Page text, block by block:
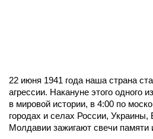
22 июня 1941 года наша страна
агрессии. Накануне этого одного
в мировой истории, в 4:00 по
городах и селах России, Украины,
Молдавии зажигают свечи памяти